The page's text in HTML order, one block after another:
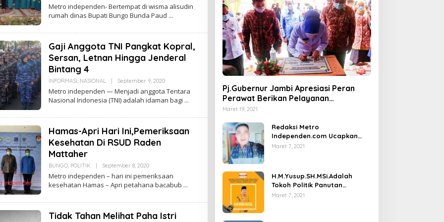
E
H
N
E
P
U
Metro independen- Bertempat di wisma alisudin
rumah dinas Bupati Bungo Bunda Paud
Gaji Anggota TNI Pangkat Kopral,
Sersan, Letnan Hingga Jenderal
Bintang 4
INFORMASI NASIONAL | September 9, 2020O
E
H
N
K
Metro independen — Menjadi anggota Tentara
Nasional Indonesia (TNI) adalah idaman bagi
Hamas-Apri Hari Ini,Pemeriksaan
Kesehatan Di RSUD Raden
Mattaher
BUNGO, POLITIK | September 8, 2020O
E
H
N
Metro independen – hari ini pemeriksaan
kesehatan Hamas – Apri petahana bacabub
Tidak Tahan Melihat Paha Istri
Pj.Gubernur Jambi Apresiasi Peran
Perawat Berikan Pelayanan
Kesehatan
Maret 19, 2021
Redaksi Metro
Independen.com Ucapkan
Ribuan Trimakasih Kepada
Maret 7, 2021
H.M.Yusup.SH.MSi.Adalah
Tokoh Politik Panutan
Bersosial Tinggi.
Maret 7, 2021